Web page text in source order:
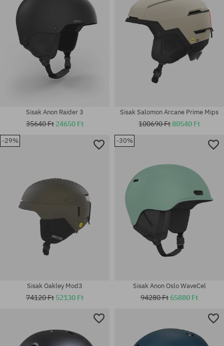
Elérhető méretek:
Sisak Anon Raider 3
35640 Ft 24650 Ft
Elérhető méretek:
Sisak Salomon Arcane Prime Mips
100690 Ft80540 Ft
-29%
Sisak Oakley Mod3
74120 Ft 52130 Ft
-30%
Sisak Anon Oslo WaveCel
94280 Ft65880 Ft